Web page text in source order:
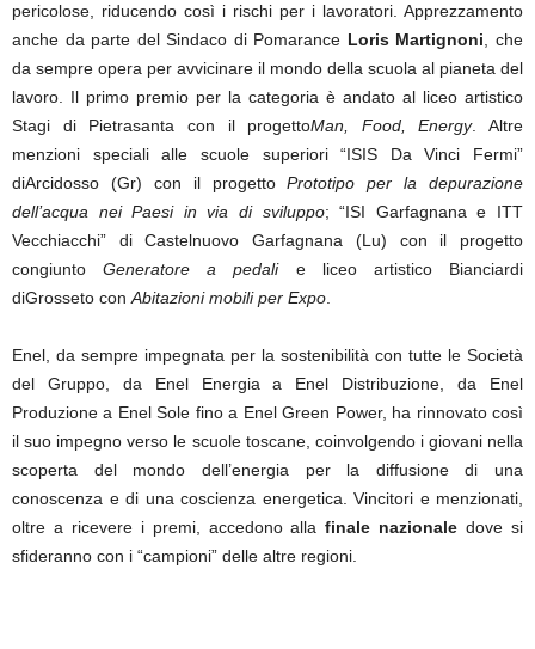
pericolose, riducendo così i rischi per i lavoratori. Apprezzamento
anche da parte del Sindaco di Pomarance Loris Martignoni , che
da sempre opera per avvicinare il mondo della scuola al pianeta del
lavoro. Il primo premio per la categoria è andato al liceo artistico
Stagi di Pietrasanta con il progettoMan, Food, Energy. Altre
menzioni speciali alle scuole superiori “ISIS Da Vinci Fermi”
diArcidosso (Gr) con il progettoPrototipo per la depurazione
dell’acqua nei Paesi in via di sviluppo; “ISI Garfagnana e ITT
Vecchiacchi” di Castelnuovo Garfagnana (Lu) con il progetto
congiuntoGeneratore a pedalie liceo artistico Bianciardi
diGrosseto con Abitazioni mobili per Expo
Enel, da sempre impegnata per la sostenibilità con tutte le Società
del Gruppo, da Enel Energia a Enel Distribuzione, da Enel
Produzione a Enel Sole fino a Enel Green Power, ha rinnovato così
il suo impegno verso le scuole toscane, coinvolgendo i giovani nella
scoperta del mondo dell’energia per la diffusione di una
conoscenza e di una coscienza energetica. Vincitori e menzionati,
oltre a ricevere i premi, accedono alla finale nazionale dove si
sfideranno con i “campioni” delle altre regioni.